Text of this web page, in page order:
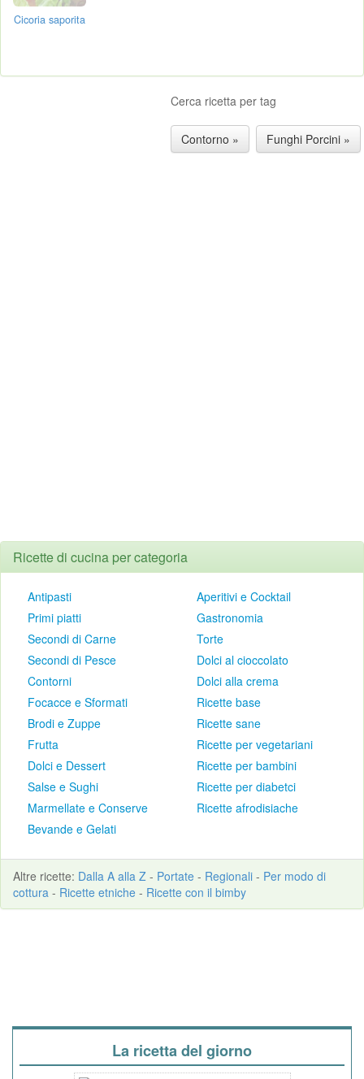
Cicoria saporita
Cerca ricetta per tag
Contorno » Funghi Porcini »
Ricette di cucina per categoria
Antipasti
Primi piatti
Secondi di Carne
Secondi di Pesce
Contorni
Focacce e Sformati
Brodi e Zuppe
Frutta
Dolci e Dessert
Salse e Sughi
Marmellate e Conserve
Bevande e Gelati
Aperitivi e Cocktail
Gastronomia
Torte
Dolci al cioccolato
Dolci alla crema
Ricette base
Ricette sane
Ricette per vegetariani
Ricette per bambini
Ricette per diabetci
Ricette afrodisiache
Altre ricette: Dalla A alla Z - Portate - Regionali - Per modo di
cottura - Ricette etniche - Ricette con il bimby
La ricetta del giorno